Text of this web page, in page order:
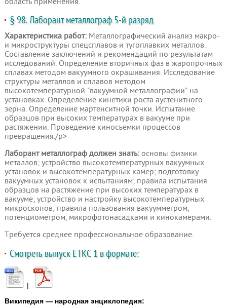
§ 98. Лаборант металлограф 5-й разряд
Характеристика работ:Металлографический анализ макро-
и микроструктуры спецсплавов и тугоплавких металлов.
Составление заключений и рекомендаций по результатам
исследований. Определение вторичных фаз в жаропрочных
сплавах методом вакуумного окрашивания. Исследование
структуры металлов и сплавов методом
высокотемпературной "вакуумной металлографии" на
установках. Определение кинетики роста аустенитного
зерна. Определение мартенситной точки. Испытание
образцов при высоких температурах в вакууме при
растяжении. Проведение киносъемки процессов
превращения./p>
Лаборант металлограф должен знать:основы физики
металлов; устройство высокотемпературных вакуумных
установок и высокотемпературных камер; подготовку
вакуумных установок к испытаниям; правила испытания
образцов на растяжение при высоких температурах в
вакууме; устройство и настройку высокотемпературных
микроскопов; правила пользования вакуумметром,
потенциометром, микрофотонасадками и кинокамерами.
Требуется среднее профессиональное образование.
Смотреть выпуск ЕТКС 1 в формате:
Википедия — народная энциклопедия: